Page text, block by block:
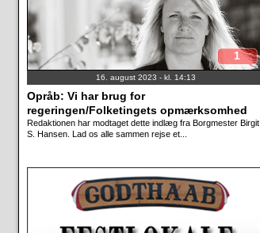
16. august 2023 - kl. 14:13
1
Opråb: Vi har brug for
regeringen/Folketingets opmærksomhed
Redaktionen har modtaget dette indlæg fra Borgmester Birgit
S. Hansen. Lad os alle sammen rejse et...